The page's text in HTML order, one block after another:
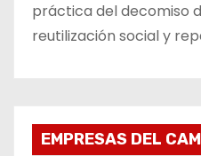
práctica del decomiso
reutilización social y
EMPRESAS DEL